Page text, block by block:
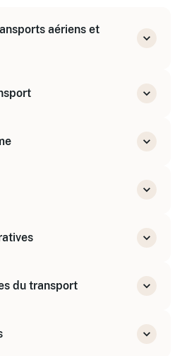
aériens et
la logistique internationale
du transport